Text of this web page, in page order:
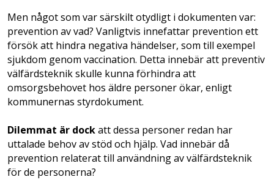
Men något som var särskilt otydligt i dokumenten var:
prevention av vad? Vanligtvis innefattar prevention ett
försök att hindra negativa händelser, som till exempel
sjukdom genom vaccination. Detta innebär att prev­entiv
välfärdsteknik skulle kunna förhindra att
omsorgsbehovet hos äldre personer ökar, enligt
kommunernas styrdokument.
Dilemmat är dockatt dessa personer redan har
uttalade behov av stöd och hjälp. Vad innebär då
prevention relaterat till användning av välfärdsteknik
för de personerna?